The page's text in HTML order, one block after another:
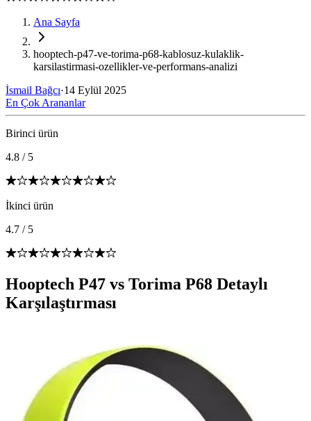
Ana Sayfa
hooptech-p47-ve-torima-p68-kablosuz-kulaklik-
karsilastirmasi-ozellikler-ve-performans-analizi
İsmail Bağcı·14 Eylül 2025
En Çok Arananlar
Birinci ürün
4.8 / 5
İkinci ürün
4.7 / 5
Hooptech P47 vs Torima P68 Detaylı
Karşılaştırması